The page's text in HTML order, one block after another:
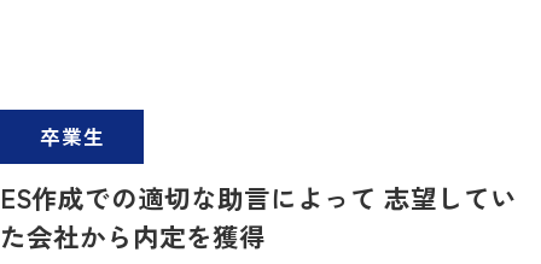
卒業生
ES作成での適切な助言によって 志望してい
た会社から内定を獲得